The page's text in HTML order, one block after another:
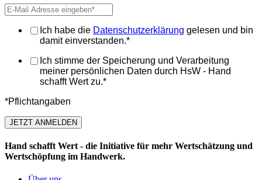
Ich habe die Datenschutzerklärung gelesen und bin
damit einverstanden.*
Ich stimme der Speicherung und Verarbeitung
meiner persönlichen Daten durch HsW - Hand
schafft Wert zu.*
*Pflichtangaben
Hand schafft Wert - die Initiative für mehr Wertschätzung und
Wertschöpfung im Handwerk.